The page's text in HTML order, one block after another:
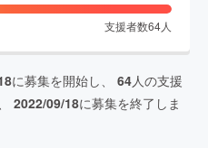
支援者数64人
に募集を開始し、 64人の支援
2022/09/18に募集を終了しま